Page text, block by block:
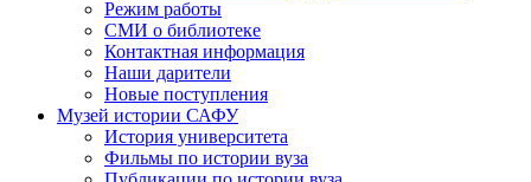
Режим работы
СМИ о библиотеке
Контактная информация
Наши дарители
Новые поступления
Музей истории САФУ
История университета
Фильмы по истории вуза